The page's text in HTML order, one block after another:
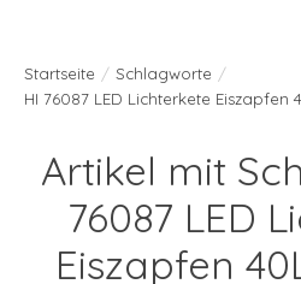
Startseite / Schlagworte /
HI 76087 LED Lichterkete Eiszapfen
Artikel mit
76087 LED
Eiszapfen